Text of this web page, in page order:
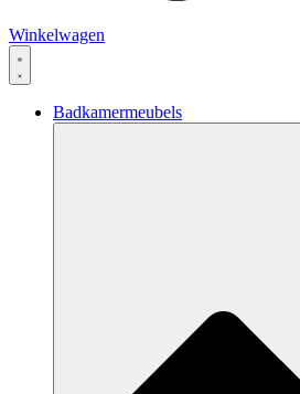
Winkelwagen
Badkamermeubels